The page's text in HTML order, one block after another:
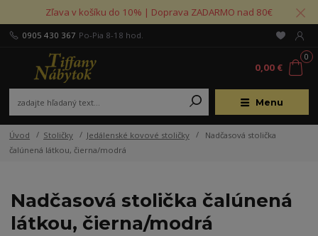
Zľava v košíku do 10% | Doprava ZADARMO nad 80€
Menu
0905 430 367 Po-Pia 8-18 hod.
0
0,00 €
Úvod Stoličky Jedálenské kovové stoličky
Nadčasová stolička
čalúnená látkou, čierna/modrá
Nadčasová stolička čalúnená
látkou, čierna/modrá